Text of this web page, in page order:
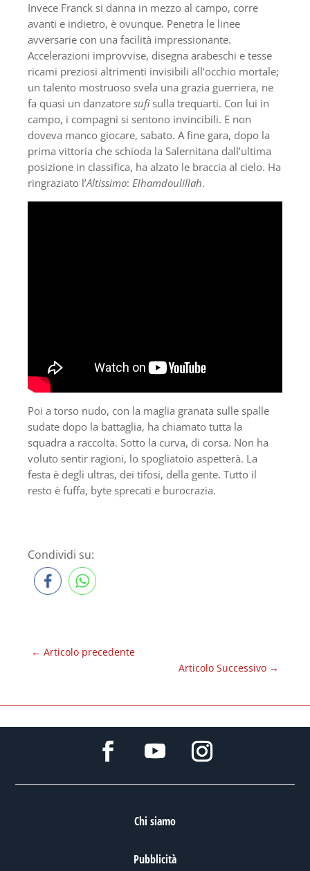
Invece Franck si danna in mezzo al campo, corre
avanti e indietro, è ovunque. Penetra le linee
avversarie con una facilità impressionante.
Accelerazioni improvvise, disegna arabeschi e tesse
ricami preziosi altrimenti invisibili all’occhio mortale;
un talento mostruoso svela una grazia guerriera, ne
fa quasi un danzatore sufi sulla trequarti. Con lui in
campo, i compagni si sentono invincibili. E non
doveva manco giocare, sabato. A fine gara, dopo la
prima vittoria che schioda la Salernitana dall’ultima
posizione in classifica, ha alzato le braccia al cielo. Ha
ringraziato l’Altissimo: Elhamdoulillah.
Poi a torso nudo, con la maglia granata sulle spalle
sudate dopo la battaglia, ha chiamato tutta la
squadra a raccolta. Sotto la curva, di corsa. Non ha
voluto sentir ragioni, lo spogliatoio aspetterà. La
festa è degli ultras, dei tifosi, della gente. Tutto il
resto è fuffa, byte sprecati e burocrazia.
Condividi su:
← Articolo precedente
Articolo Successivo →
Chi siamo
Pubblicità